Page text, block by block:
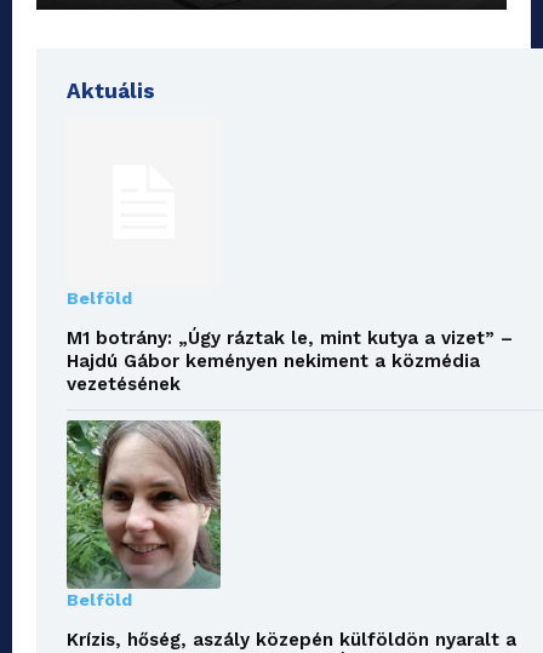
Aktuális
Belföld
M1 botrány: „Úgy ráztak le, mint kutya a vizet” –
Hajdú Gábor keményen nekiment a közmédia
vezetésének
Belföld
Krízis, hőség, aszály közepén külföldön nyaralt a